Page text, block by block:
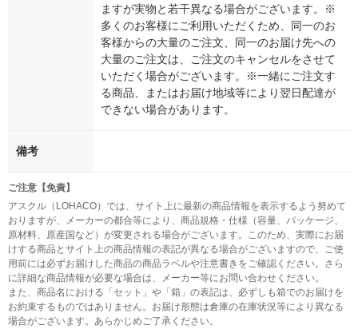
ますが実物と若干異なる場合がございます。※
多くのお客様にご利用いただくため、同一のお
客様からの大量のご注文、同一のお届け先への
大量のご注文は、ご注文のキャンセルをさせて
いただく場合がございます。※一緒にご注文す
る商品、またはお届け地域等により翌日配達が
できない場合があります。
備考
ご注意【免責】
アスクル（LOHACO）では、サイト上に最新の商品情報を表示するよう努めて
おりますが、メーカーの都合等により、商品規格・仕様（容量、パッケージ、
原材料、原産国など）が変更される場合がございます。このため、実際にお届
けする商品とサイト上の商品情報の表記が異なる場合がございますので、ご使
用前には必ずお届けした商品の商品ラベルや注意書きをご確認ください。さら
に詳細な商品情報が必要な場合は、メーカー等にお問い合わせください。
また、商品名における「セット」や「箱」の表記は、必ずしも箱でのお届けを
お約束するものではありません。お届け形態は倉庫の在庫状況等により異なる
場合がございます。あらかじめご了承ください。